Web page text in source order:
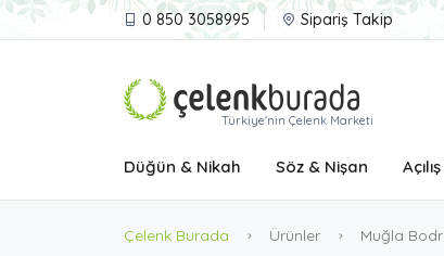
0 850 3058995 Sipariş Takip
Türkiye'nin Çelenk Marketi
Düğün & Nikah Söz & Nişan
Çelenk Burada Ürünler Muğla